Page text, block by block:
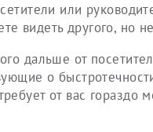
или
видеть другого, но
дальше от
о
от вас гораздо